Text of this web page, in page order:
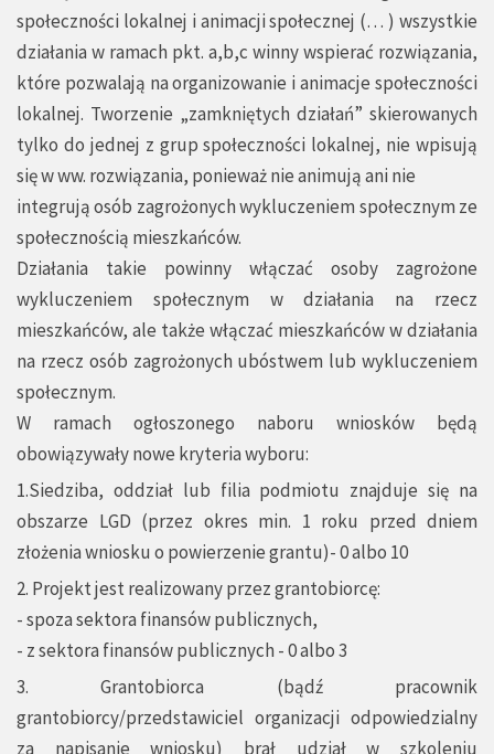
społeczności lokalnej i animacji społecznej (… ) wszystkie
działania w ramach pkt. a,b,c winny wspierać rozwiązania,
które pozwalają na organizowanie i animacje społeczności
lokalnej. Tworzenie „zamkniętych działań” skierowanych
tylko do jednej z grup społeczności lokalnej, nie wpisują
się w ww. rozwiązania, ponieważ nie animują ani nie
integrują osób zagrożonych wykluczeniem społecznym ze
społecznością mieszkańców.
Działania takie powinny włączać osoby zagrożone
wykluczeniem społecznym w działania na rzecz
mieszkańców, ale także włączać mieszkańców w działania
na rzecz osób zagrożonych ubóstwem lub wykluczeniem
społecznym.
W ramach ogłoszonego naboru wniosków będą
obowiązywały nowe kryteria wyboru:
1.Siedziba, oddział lub filia podmiotu znajduje się na
obszarze LGD (przez okres min. 1 roku przed dniem
złożenia wniosku o powierzenie grantu)- 0 albo 10
2. Projekt jest realizowany przez grantobiorcę:
- spoza sektora finansów publicznych,
- z sektora finansów publicznych - 0 albo 3
3. Grantobiorca (bądź pracownik
grantobiorcy/przedstawiciel organizacji odpowiedzialny
za napisanie wniosku) brał udział w szkoleniu